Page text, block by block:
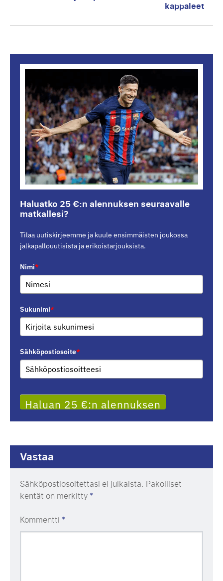
kappaleet
Haluatko 25 €:n alennuksen seuraavalle
matkallesi?
Tilaa uutiskirjeemme ja kuule ensimmäisten joukossa
jalkapallouutisista ja erikoistarjouksista.
Nimi*
Sukunimi*
Sähköpostiosoite*
Haluan 25 €:n alennuksen
Vastaa
Sähköpostiosoitettasi ei julkaista. Pakolliset
kentät on merkitty*
Kommentti *